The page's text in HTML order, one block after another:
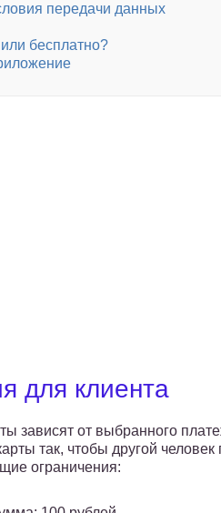
передачи данных
бесплатно?
для клиента
зависят от выбранного
так, чтобы другой
ограничения: